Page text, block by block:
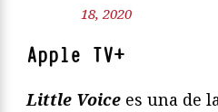
18, 2020
Apple TV+
Little Voice es una de